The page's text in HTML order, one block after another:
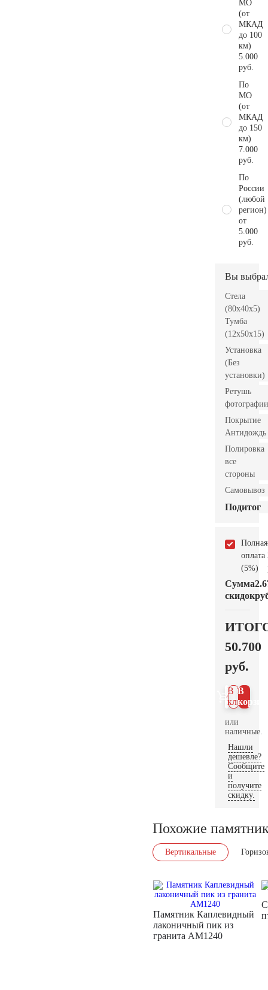
МО
(от
МКАД
до 100
км)
5.000
руб.
По
МО
(от
МКАД
до 150
км)
7.000
руб.
По
России
(любой
регион)
от
5.000
руб.
Вы
Стела
(80x40x5)
Тумба
(12x50x15)
Установка
(Без
установки)
Ретушь
фотографии
Покрытие
Антидождь
Полировка
все
стороны
Самовывоз
Подитог
Полная
оплата
(5%)
Сумма
скидок
50.700
руб.
В
В 1
клик
или
наличные.
Нашли
дешевле?
Сообщите
и
получите
скидку.
Похожие
Вертикальные
Памятник Каплевидный
лаконичный пик из
гранита AM1240